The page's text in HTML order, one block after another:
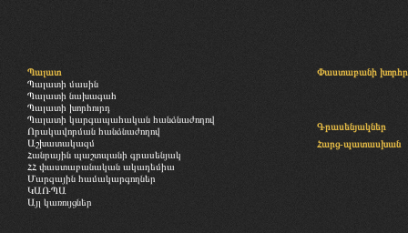
Պալատ
Պալատի մասին
Պալատի նախագահ
Պալատի խորհուրդ
Պալատի կարգապահական հանձնաժողով
Որակավորման հանձնաժողով
Աշխատակազմ
Հանրային պաշտպանի գրասենյակ
ՀՀ փաստաբանական ակադեմիա
Մարզային համակարգողներ
ԿԱՌՊԱ
Այլ կառույցներ
Փաստաբանի
Գրասենյակներ
Հարց-պատասխան